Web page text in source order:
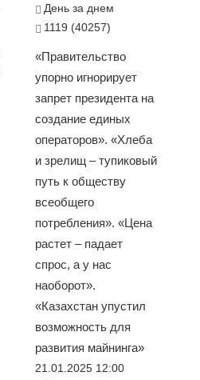
День за днем
1119 (40257)
«Правительство
упорно игнорирует
запрет президента на
создание единых
операторов». «Хлеба
и зрелищ – тупиковый
путь к обществу
всеобщего
потребления». «Цена
растет – падает
спрос, а у нас
наоборот».
«Казахстан упустил
возможность для
развития майнинга»
21.01.2025 12:00